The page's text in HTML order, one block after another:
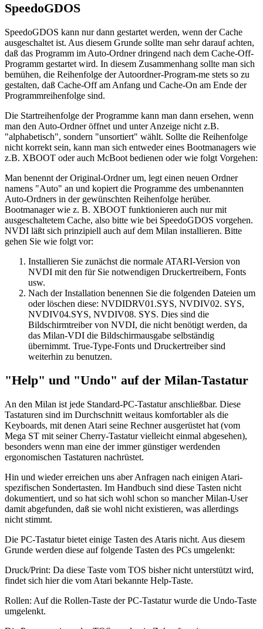
SpeedoGDOS
SpeedoGDOS kann nur dann gestartet werden, wenn der Cache
ausgeschaltet ist. Aus diesem Grunde sollte man sehr darauf achten,
daß das Programm im Auto-Ordner dringend nach dem Cache-Off-
Programm gestartet wird. In diesem Zusammenhang sollte man sich
bemühen, die Reihenfolge der Autoordner-Program-me stets so zu
gestalten, daß Cache-Off am Anfang und Cache-On am Ende der
Programmreihenfolge sind.
Die Startreihenfolge der Programme kann man dann ersehen, wenn
man den Auto-Ordner öffnet und unter Anzeige nicht z.B.
"alphabetisch", sondern "unsortiert" wählt. Sollte die Reihenfolge
nicht korrekt sein, kann man sich entweder eines Bootmanagers wie
z.B. XBOOT oder auch McBoot bedienen oder wie folgt Vorgehen:
Man benennt der Original-Ordner um, legt einen neuen Ordner
namens "Auto" an und kopiert die Programme des umbenannten
Auto-Ordners in der gewünschten Reihenfolge herüber.
Bootmanager wie z. B. XBOOT funktionieren auch nur mit
ausgeschaltetem Cache, also bitte wie bei SpeedoGDOS vorgehen.
NVDI läßt sich prinzipiell auch auf dem Milan installieren. Bitte
gehen Sie wie folgt vor:
Installieren Sie zunächst die normale ATARI-Version von
NVDI mit den für Sie notwendigen Druckertreibern, Fonts
usw.
Nach der Installation benennen Sie die folgenden Dateien um
oder löschen diese: NVDIDRV01.SYS, NVDIV02. SYS,
NVDIV04.SYS, NVDIV08. SYS. Dies sind die
Bildschirmtreiber von NVDI, die nicht benötigt werden, da
das Milan-VDI die Bildschirmausgabe selbständig
übernimmt. True-Type-Fonts und Druckertreiber sind
weiterhin zu benutzen.
"Help" und "Undo" auf der Milan-Tastatur
An den Milan ist jede Standard-PC-Tastatur anschließbar. Diese
Tastaturen sind im Durchschnitt weitaus komfortabler als die
Keyboards, mit denen Atari seine Rechner ausgerüstet hat (vom
Mega ST mit seiner Cherry-Tastatur vielleicht einmal abgesehen),
besonders wenn man eine der immer günstiger werdenden
ergonomischen Tastaturen nachrüstet.
Hin und wieder erreichen uns aber Anfragen nach einigen Atari-
spezifischen Sondertasten. Im Handbuch sind diese Tasten nicht
dokumentiert, und so hat sich wohl schon so mancher Milan-User
damit abgefunden, daß sie wohl nicht existieren, was allerdings
nicht stimmt.
Die PC-Tastatur bietet einige Tasten des Ataris nicht. Aus diesem
Grunde werden diese auf folgende Tasten des PCs umgelenkt:
Druck/Print: Da diese Taste vom TOS bisher nicht unterstützt wird,
findet sich hier die vom Atari bekannte Help-Taste.
Rollen: Auf die Rollen-Taste der PC-Tastatur wurde die Undo-Taste
umgelenkt.